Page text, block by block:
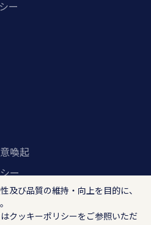
ー
喚起
ー
針
及び品質の維持・向上を目的に、
クッキーポリシーをご参照いただ